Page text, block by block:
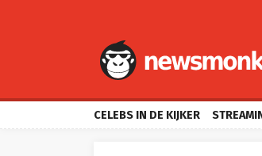
CELEBS IN DE KIJKER